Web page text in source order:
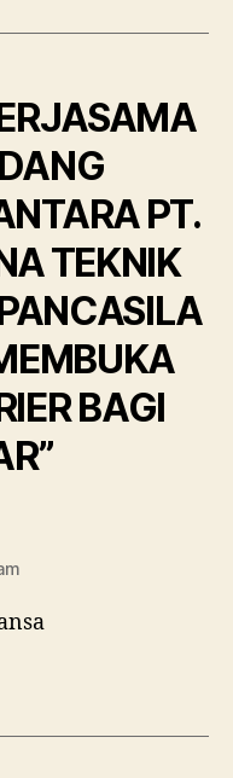
PT.
TEKNIK
BAGI